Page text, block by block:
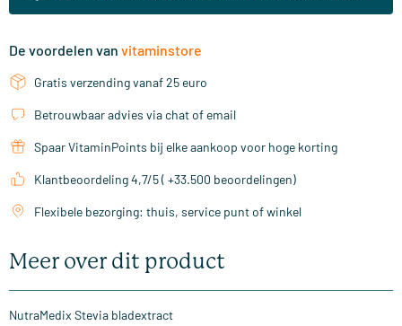
De voordelen van vitaminstore
Gratis verzending vanaf 25 euro
Betrouwbaar advies via chat of email
Spaar VitaminPoints bij elke aankoop voor hoge korting
Klantbeoordeling 4,7/5 ( +33.500 beoordelingen)
Flexibele bezorging: thuis, service punt of winkel
Meer over dit product
NutraMedix Stevia bladextract